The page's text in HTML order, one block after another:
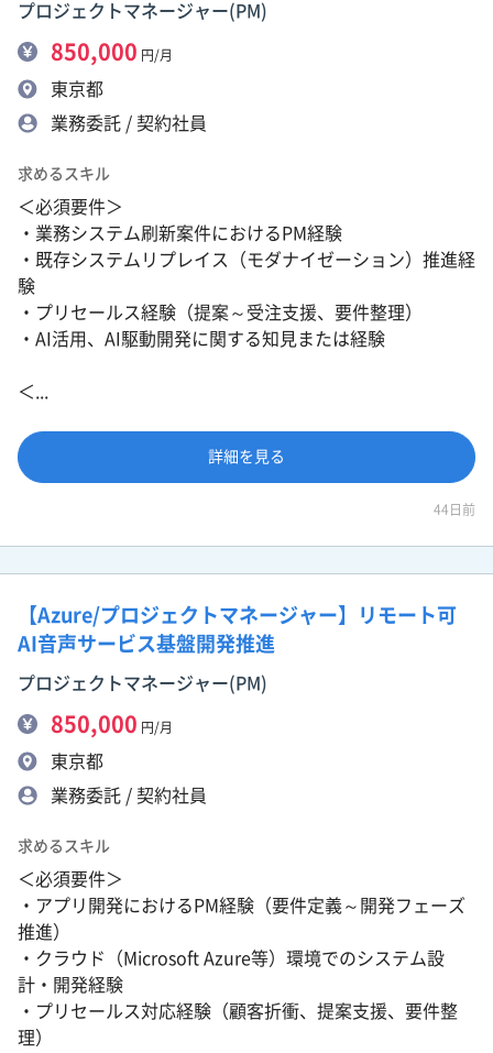
プロジェクトマネージャー(PM)
850,000 円/月
東京都
業務委託 / 契約社員
求めるスキル
＜必須要件＞
・業務システム刷新案件におけるPM経験
・既存システムリプレイス（モダナイゼーション）推進経
験
・プリセールス経験（提案～受注支援、要件整理）
・AI活用、AI駆動開発に関する知見または経験
＜...
詳細を見る
44日前
【Azure/プロジェクトマネージャー】リモート可
AI音声サービス基盤開発推進
プロジェクトマネージャー(PM)
850,000 円/月
東京都
業務委託 / 契約社員
求めるスキル
＜必須要件＞
・アプリ開発におけるPM経験（要件定義～開発フェーズ
推進）
・クラウド（Microsoft Azure等）環境でのシステム設
計・開発経験
・プリセールス対応経験（顧客折衝、提案支援、要件整
理）